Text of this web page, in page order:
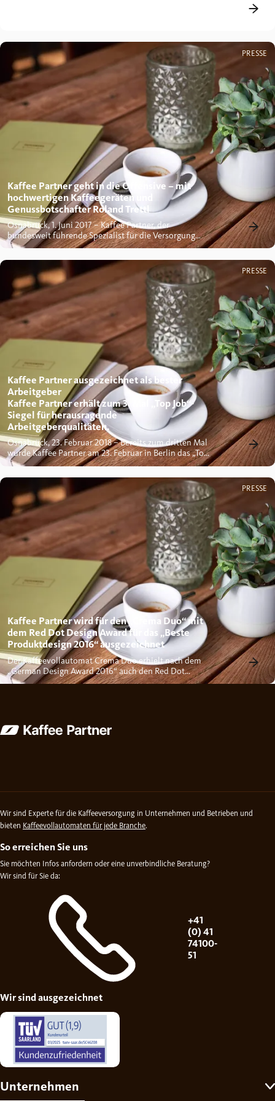
PRESSE
Kaffee Partner geht in die Offensive – mit
hochwertigen Kaffeegeräten und
Genussbotschafter Roland Trettl
Osnabrück, 1. Juni 2017 – Kaffee Partner, der
bundesweit führende Spezialist für die Versorgung
von Unternehmen mit...
PRESSE
Kaffee Partner ausgezeichnet als bester
Arbeitgeber
Kaffee Partner erhält zum 3. Mal „Top Job“-
Siegel für herausragende
Arbeitgeberqualitäten.
Osnabrück, 23. Februar 2018 – Bereits zum dritten Mal
wurde Kaffee Partner am 23. Februar in Berlin das „Top
Job“-Siegel...
PRESSE
Kaffee Partner wird für den „Crema Duo“ mit
dem Red Dot Design Award für das „Beste
Produktdesign 2016“ ausgezeichnet
Der Kaffeevollautomat Crema Duo erhielt nach dem
„German Design Award 2016“ auch den Red Dot
Design Award für das „beste...
Wir sind Experte für die Kaffeeversorgung in Unternehmen und Betrieben und
bieten Kaffeevollautomaten für jede Branche.
So erreichen Sie uns
Sie möchten Infos anfordern oder eine unverbindliche Beratung?
Wir sind für Sie da:
+41
(0) 41
74100-
51
Wir sind ausgezeichnet
Unternehmen